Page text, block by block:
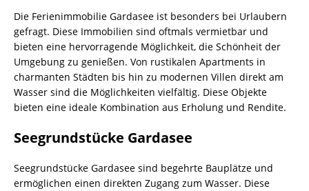
Die Ferienimmobilie Gardasee ist besonders bei Urlaubern
gefragt. Diese Immobilien sind oftmals vermietbar und
bieten eine hervorragende Möglichkeit, die Schönheit der
Umgebung zu genießen. Von rustikalen Apartments in
charmanten Städten bis hin zu modernen Villen direkt am
Wasser sind die Möglichkeiten vielfältig. Diese Objekte
bieten eine ideale Kombination aus Erholung und Rendite.
Seegrundstücke Gardasee
Seegrundstücke Gardasee sind begehrte Bauplätze und
ermöglichen einen direkten Zugang zum Wasser. Diese